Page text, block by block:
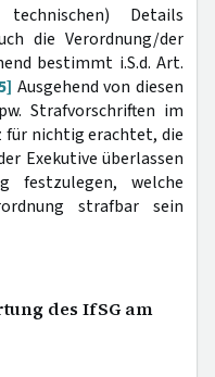
Details
die Verordnung/der
bestimmt i.S.d. Art.
Ausgehend von diesen
Strafvorschriften im
nichtig erachtet, die
Exekutive überlassen
festzulegen, welche
strafbar sein
des IfSG am